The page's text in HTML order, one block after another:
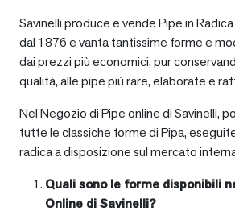
Savinelli produce e vende Pipe in
dal 1876 e vanta tantissime forme e
dai prezzi più economici, pur
qualità, alle pipe più rare, elaborate e
Nel Negozio di Pipe online di Savinelli,
tutte le classiche forme di Pipa,
radica a disposizione sul mercato
Quali sono le forme disponibili
Online di Savinelli?